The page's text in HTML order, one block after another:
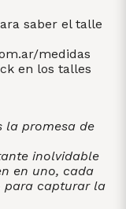
saber el talle
medidas
en los talles
la promesa de
inolvidable
en uno, cada
para capturar la